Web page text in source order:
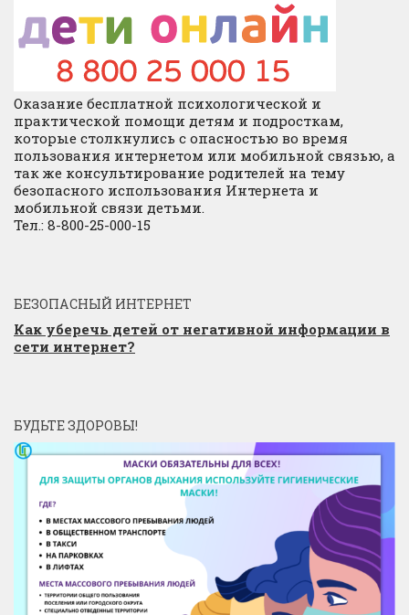
Оказание бесплатной психологической и
практической помощи детям и подросткам,
которые столкнулись с опасностью во время
пользования интернетом или мобильной связью, а
так же консультирование родителей на тему
безопасного использования Интернета и
мобильной связи детьми.
Тел.: 8-800-25-000-15
БЕЗОПАСНЫЙ ИНТЕРНЕТ
Как уберечь детей от негативной информации в
сети интернет?
БУДЬТЕ ЗДОРОВЫ!